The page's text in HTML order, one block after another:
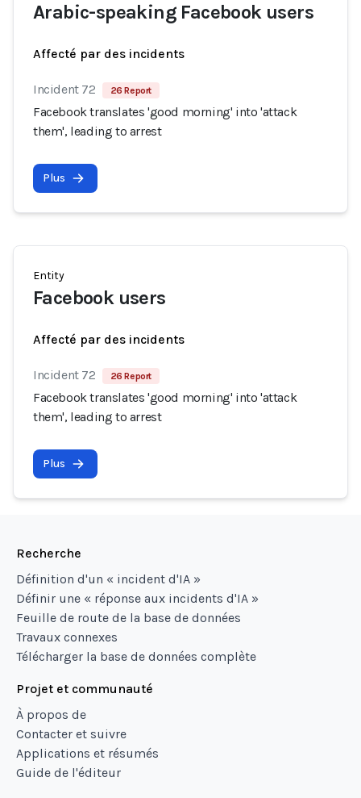
Arabic-speaking Facebook users
Affecté par des incidents
Incident 72 26 Report
Facebook translates 'good morning' into 'attack
them', leading to arrest
Plus
Entity
Facebook users
Affecté par des incidents
Incident 72 26 Report
Facebook translates 'good morning' into 'attack
them', leading to arrest
Plus
Recherche
Définition d'un « incident d'IA »
Définir une « réponse aux incidents d'IA »
Feuille de route de la base de données
Travaux connexes
Télécharger la base de données complète
Projet et communauté
À propos de
Contacter et suivre
Applications et résumés
Guide de l'éditeur